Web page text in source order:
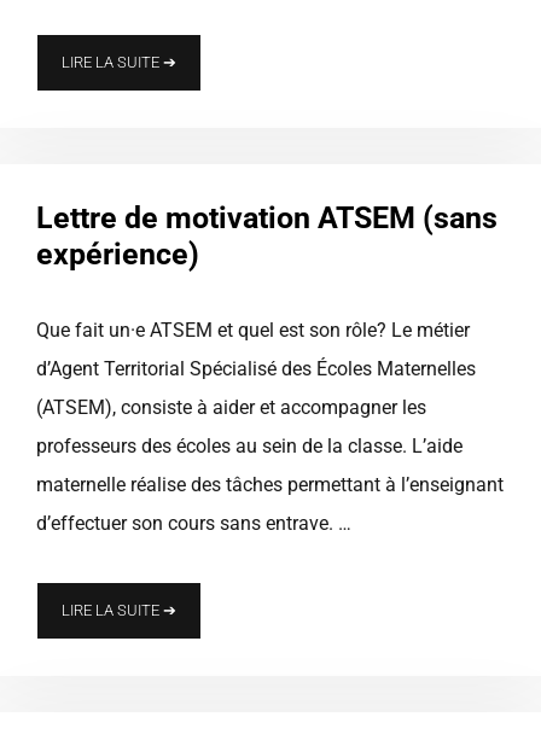
LIRE LA SUITE ➔
Lettre de motivation ATSEM (sans
expérience)
Que fait un·e ATSEM et quel est son rôle? Le métier
d’Agent Territorial Spécialisé des Écoles Maternelles
(ATSEM), consiste à aider et accompagner les
professeurs des écoles au sein de la classe. L’aide
maternelle réalise des tâches permettant à l’enseignant
d’effectuer son cours sans entrave. …
LIRE LA SUITE ➔